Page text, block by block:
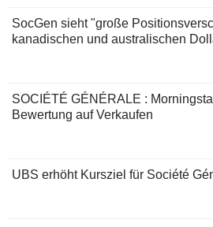
SocGen sieht "große
kanadischen und australischen
SOCIÉTÉ GÉNÉRALE :
Bewertung auf Verkaufen
UBS erhöht Kursziel für Société